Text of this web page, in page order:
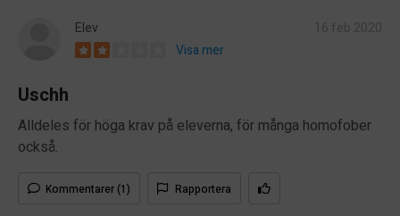
Elev
Visa mer
Uschh
Alldeles för höga krav på eleverna, för många homofober
också.
Kommentarer (1) Rapportera